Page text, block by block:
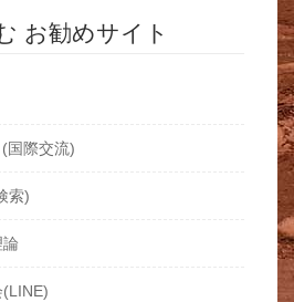
お勧めサイト
国際交流)
索)
論